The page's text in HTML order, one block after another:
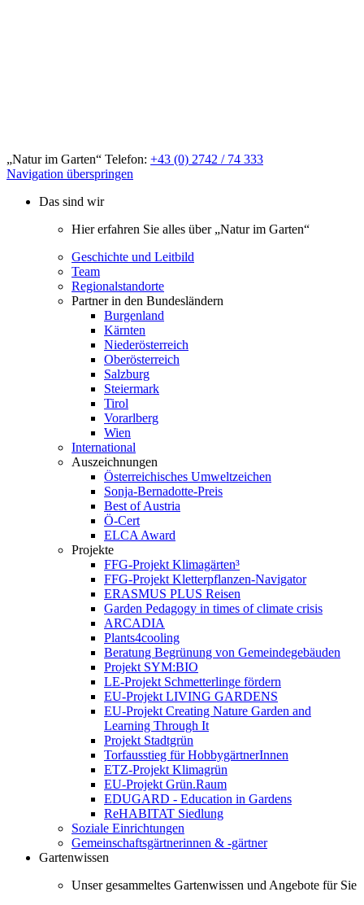
„Natur im Garten“ Telefon: +43 (0) 2742 / 74 333
Navigation überspringen
Das sind wir
Hier erfahren Sie alles über „Natur im Garten“
Geschichte und Leitbild
Team
Regionalstandorte
Partner in den Bundesländern
Burgenland
Kärnten
Niederösterreich
Oberösterreich
Salzburg
Steiermark
Tirol
Vorarlberg
Wien
International
Auszeichnungen
Österreichisches Umweltzeichen
Sonja-Bernadotte-Preis
Best of Austria
Ö-Cert
ELCA Award
Projekte
FFG-Projekt Klimagärten³
FFG-Projekt Kletterpflanzen-Navigator
ERASMUS PLUS Reisen
Garden Pedagogy in times of climate crisis
ARCADIA
Plants4cooling
Beratung Begrünung von Gemeindegebäuden
Projekt SYM:BIO
LE-Projekt Schmetterlinge fördern
EU-Projekt LIVING GARDENS
EU-Projekt Creating Nature Garden and
Learning Through It
Projekt Stadtgrün
Torfausstieg für HobbygärtnerInnen
ETZ-Projekt Klimagrün
EU-Projekt Grün.Raum
EDUGARD - Education in Gardens
ReHABITAT Siedlung
Soziale Einrichtungen
Gemeinschaftsgärtnerinnen & -gärtner
Gartenwissen
Unser gesammeltes Gartenwissen und Angebote für Sie